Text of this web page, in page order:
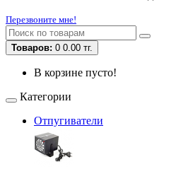
Перезвоните мне!
Товаров: 0 0.00 тг.
В корзине пусто!
Категории
Отпугиватели